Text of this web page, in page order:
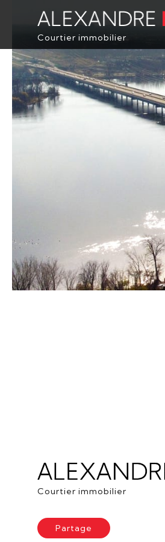
Courtier immobilier
ACCUEIL
PROPRIÉTÉS
À PROPOS
Courtier immobilier
Partage